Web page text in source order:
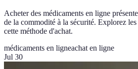
Acheter des médicaments en ligne
de la commodité à la sécurité. Explorez les
cette méthode d'achat.
médicaments en ligneachat en ligne
Jul 30